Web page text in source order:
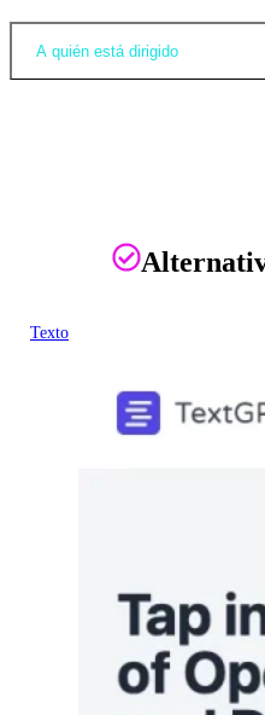
A quién está dirigido
Texto